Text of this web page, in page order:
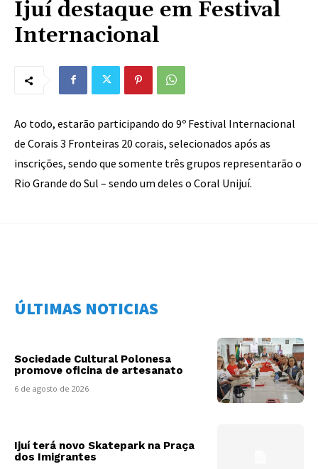
Ijuí destaque em Festival
Internacional
Ao todo, estarão participando do 9º Festival Internacional
de Corais 3 Fronteiras 20 corais, selecionados após as
inscrições, sendo que somente três grupos representarão o
Rio Grande do Sul – sendo um deles o Coral Unijuí.
ÚLTIMAS NOTICIAS
Sociedade Cultural Polonesa
promove oficina de artesanato
6 de agosto de 2026
Ijuí terá novo Skatepark na Praça
dos Imigrantes